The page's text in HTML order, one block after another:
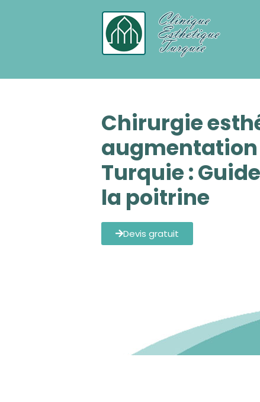
Chirurgie Esthetique Turquie tout
Chirurgie
Turquie :
la poitrine
Devis gratuit